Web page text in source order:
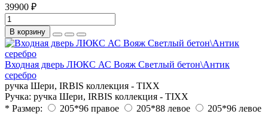
39900 ₽
В корзину
Входная дверь ЛЮКС АС Вояж Светлый бетон\Антик
серебро
ручка Шери, IRBIS коллекция - TIXX
Ручка: ручка Шери, IRBIS коллекция - TIXX
* Размер:
205*96 правое 205*88 левое
205*96 левое